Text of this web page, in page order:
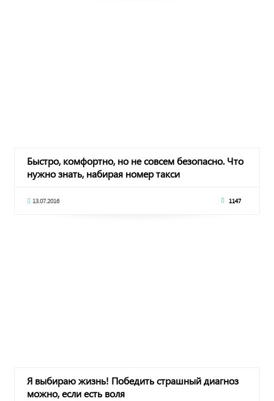
Быстро, комфортно, но не совсем безопасно. Что
нужно знать, набирая номер такси
13.07.2016 1147
Я выбираю жизнь! Победить страшный диагноз
можно, если есть воля